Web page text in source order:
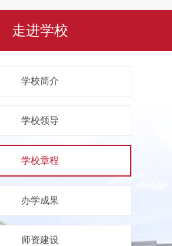
走进学校
学校简介
学校领导
学校章程
办学成果
师资建设